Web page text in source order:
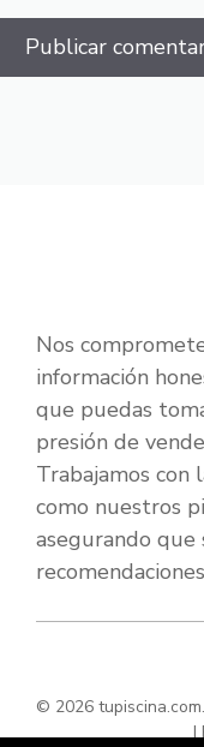
Nos
información
que puedas
presión de
Trabajamos con
como nuestros
asegurando que
© 2026
|